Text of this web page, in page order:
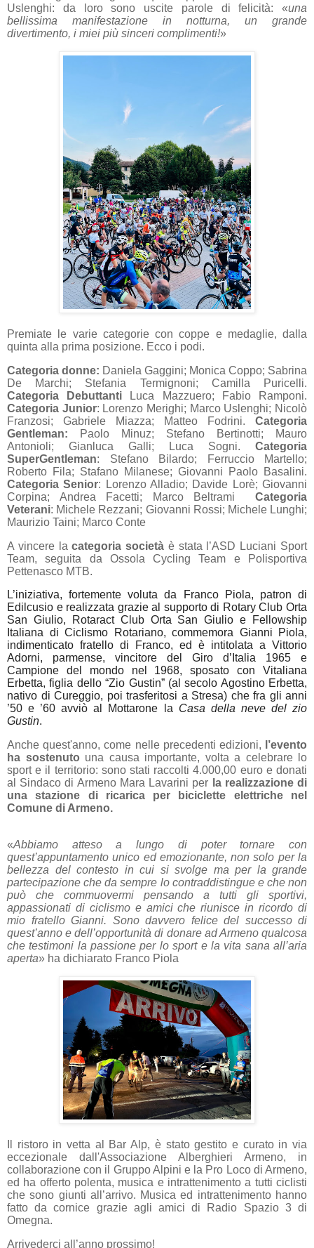
Uslenghi: da loro sono uscite parole di felicità: «una
bellissima manifestazione in notturna, un grande
divertimento, i miei più sinceri complimenti!»
Premiate le varie categorie con coppe e medaglie, dalla
quinta alla prima posizione. Ecco i podi.
Categoria donne: Daniela Gaggini; Monica Coppo; Sabrina
De Marchi; Stefania Termignoni; Camilla Puricelli.
Categoria Debuttanti Luca Mazzuero; Fabio Ramponi.
Categoria Junior: Lorenzo Merighi; Marco Uslenghi; Nicolò
Franzosi; Gabriele Miazza; Matteo Fodrini. Categoria
Gentleman:
Paolo Minuz; Stefano Bertinotti; Mauro
Antonioli; Gianluca Galli; Luca Sogni. Categoria
SuperGentleman: Stefano Bilardo; Ferruccio Martello;
Roberto Fila; Stafano Milanese; Giovanni Paolo Basalini.
Categoria Senior: Lorenzo Alladio; Davide Lorè; Giovanni
Corpina; Andrea Facetti; Marco Beltrami Categoria
Veterani: Michele Rezzani; Giovanni Rossi; Michele Lunghi;
Maurizio Taini; Marco Conte
A vincere lacategoria società è stata l’ASD Luciani Sport
Team, seguita da Ossola Cycling Team e Polisportiva
Pettenasco MTB.
L’iniziativa, fortemente voluta da Franco Piola, patron di
Edilcusio e realizzata grazie al supporto di Rotary Club Orta
San Giulio, Rotaract Club Orta San Giulio e Fellowship
Italiana di Ciclismo Rotariano, commemora Gianni Piola,
indimenticato fratello di Franco, ed è intitolata a Vittorio
Adorni, parmense, vincitore del Giro d’Italia 1965 e
Campione del mondo nel 1968, sposato con Vitaliana
Erbetta, figlia dello “Zio Gustin” (al secolo Agostino Erbetta,
nativo di Cureggio, poi trasferitosi a Stresa) che fra gli anni
’50 e ’60 avviò al Mottarone la Casa della neve del zio
Gustin.
Anche quest'anno, come nelle precedenti edizioni,
l’evento
ha sostenuto una causa importante, volta a celebrare lo
sport e il territorio: sono stati raccolti 4.000,00 euro e donati
al Sindaco di Armeno Mara Lavarini per la realizzazione di
una stazione di ricarica per biciclette elettriche nel
Comune di Armeno.
«Abbiamo atteso a lungo di poter tornare con
quest’appuntamento unico ed emozionante, non solo per la
bellezza del contesto in cui si svolge ma per la grande
partecipazione che da sempre lo contraddistingue e che non
può che commuovermi pensando a tutti gli sportivi,
appassionati di ciclismo e amici che riunisce in ricordo di
mio fratello Gianni. Sono davvero felice del successo di
quest’anno e dell’opportunità di donare ad Armeno qualcosa
che testimoni la passione per lo sport e la vita sana all’aria
aperta» ha dichiarato Franco Piola
Il ristoro in vetta al Bar Alp, è stato gestito e curato in via
eccezionale dall'Associazione Alberghieri Armeno, in
collaborazione con il Gruppo Alpini e la Pro Loco di Armeno,
ed ha offerto polenta, musica e intrattenimento a tutti ciclisti
che sono giunti all’arrivo. Musica ed intrattenimento hanno
fatto da cornice grazie agli amici di Radio Spazio 3 di
Omegna.
Arrivederci all’anno prossimo!